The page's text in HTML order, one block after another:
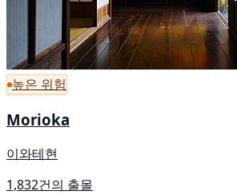
높은 위험
Morioka
이와테현
1,832건의 출몰